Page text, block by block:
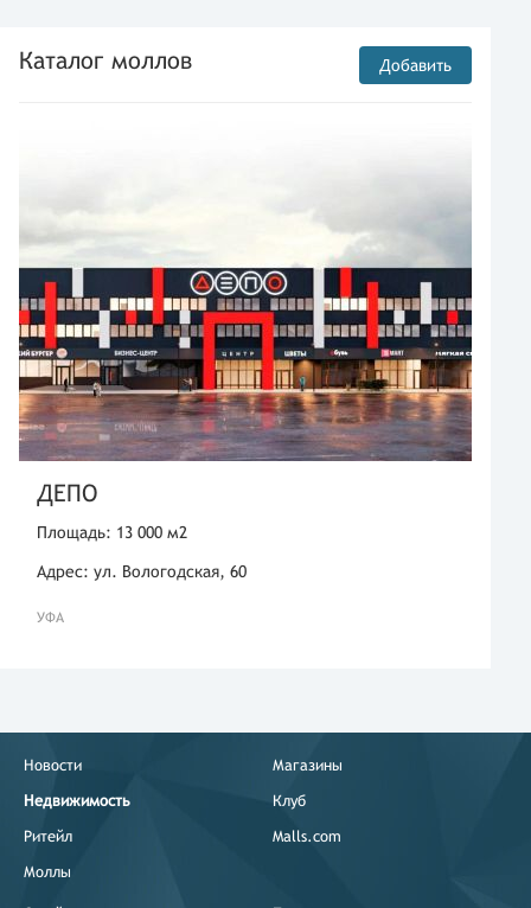
Каталог моллов Добавить
ДЕПО
Площадь: 13 000 м2
Адрес: ул. Вологодская, 60
УФА
Новости
Недвижимость
Ритейл
Моллы
Магазины
Клуб
Malls.com